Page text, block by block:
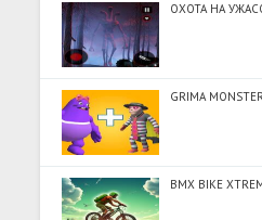
ОХОТА НА
GRIMA
BMX BIKE